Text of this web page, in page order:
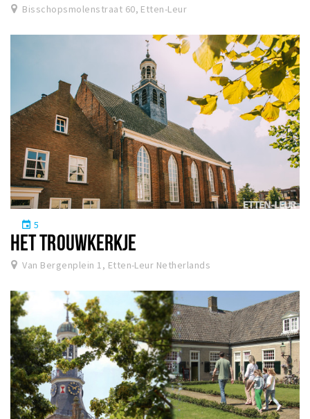
Bisschopsmolenstraat 60, Etten-Leur
event 5
HET TROUWKERKJE
Van Bergenplein 1, Etten-Leur Netherlands